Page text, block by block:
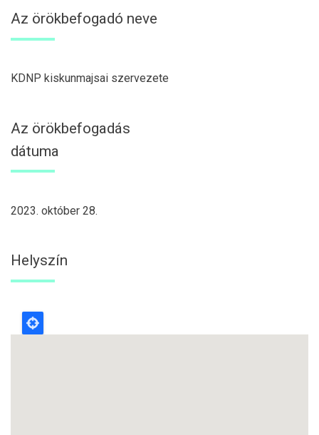
Az örökbefogadó neve
KDNP kiskunmajsai szervezete
Az örökbefogadás
dátuma
2023. október 28.
Helyszín